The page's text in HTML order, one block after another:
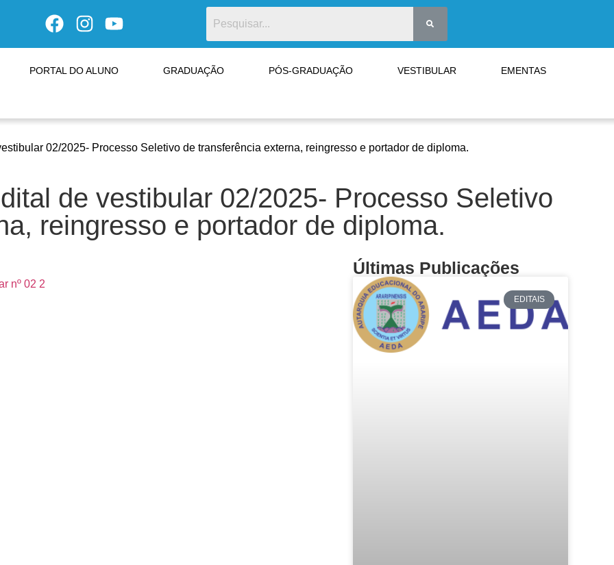
PORTAL DO ALUNO GRADUAÇÃO PÓS-GRADUAÇÃO VESTIBULAR EMENTAS
02/2025- Processo Seletivo de transferência externa, reingresso e portador de diploma.
de vestibular 02/2025- Processo Seletivo
reingresso e portador de diploma.
nº 02 2
Últimas Publicações
EDITAIS